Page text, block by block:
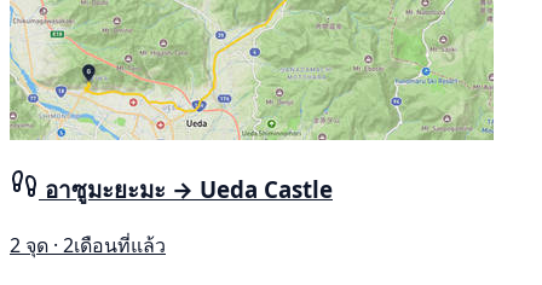
อาซูมะยะมะ → Ueda Castle
2 จุด · 2เดือนที่แล้ว